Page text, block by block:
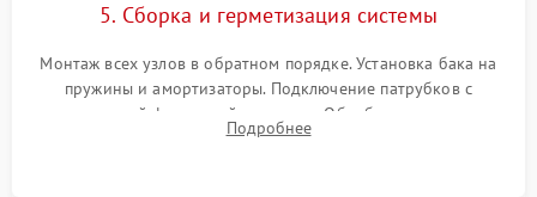
5. Сборка и герметизация системы
Монтаж всех узлов в обратном порядке. Установка бака на
пружины и амортизаторы. Подключение патрубков с
надежной фиксацией хомутами. Обработка стыков
герметиком для предотвращения возможных протечек воды.
Подробнее